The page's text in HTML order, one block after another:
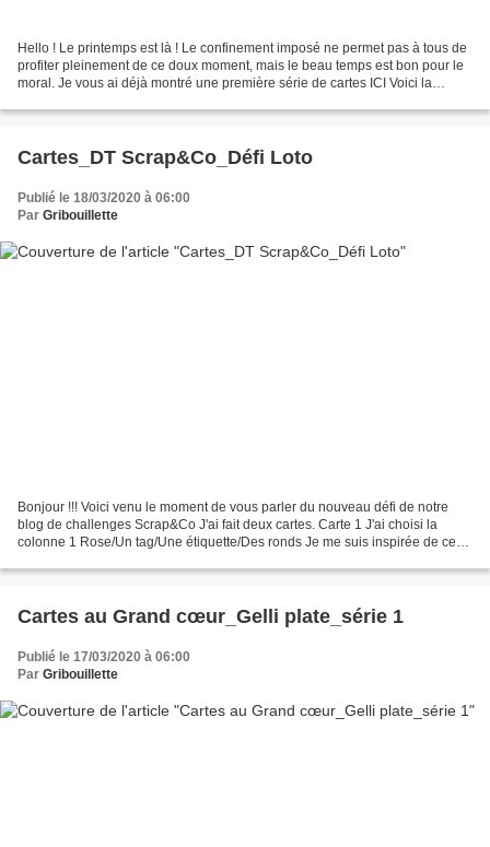
Hello ! Le printemps est là ! Le confinement imposé ne permet pas à tous de
profiter pleinement de ce doux moment, mais le beau temps est bon pour le
moral. Je vous ai déjà montré une première série de cartes ICI Voici la
Cartes_DT Scrap&Co_Défi Loto
Publié le 18/03/2020 à 06:00
Par Gribouillette
Bonjour !!! Voici venu le moment de vous parler du nouveau défi de notre
blog de challenges Scrap&Co J'ai fait deux cartes. Carte 1 J'ai choisi la
colonne 1 Rose/Un tag/Une étiquette/Des ronds Je me suis inspirée de ce
Cartes au Grand cœur_Gelli plate_série 1
Publié le 17/03/2020 à 06:00
Par Gribouillette